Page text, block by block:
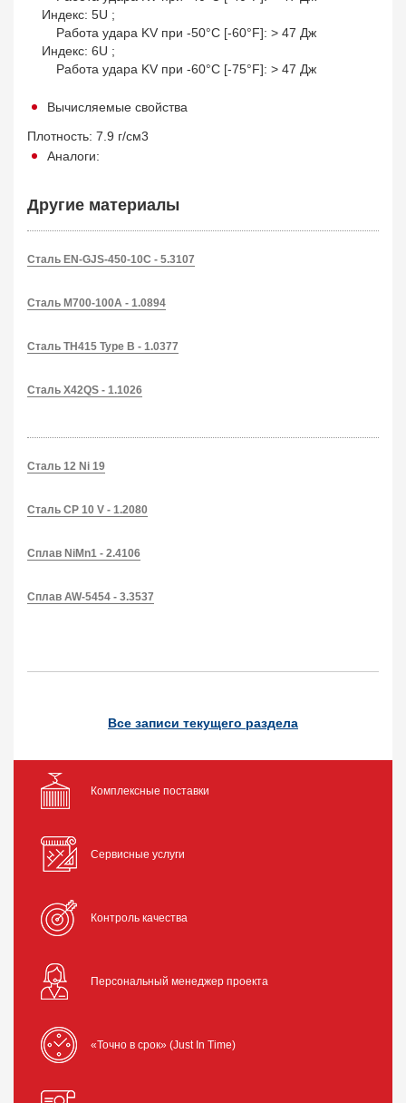
Индекс: 5U ;
Работа удара KV при -50°С [-60°F]: > 47 Дж
Индекс: 6U ;
Работа удара KV при -60°С [-75°F]: > 47 Дж
Вычисляемые свойства
Плотность: 7.9 г/см3
Аналоги:
Другие материалы
Сталь EN-GJS-450-10C - 5.3107
Сталь M700-100A - 1.0894
Сталь TH415 Type B - 1.0377
Сталь X42QS - 1.1026
Сталь 12 Ni 19
Сталь CP 10 V - 1.2080
Сплав NiMn1 - 2.4106
Сплав AW-5454 - 3.3537
Все записи текущего раздела
Комплексные поставки
Сервисные услуги
Контроль качества
Персональный менеджер проекта
«Точно в срок» (Just In Time)